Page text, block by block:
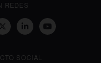
REDES
SOCIAL